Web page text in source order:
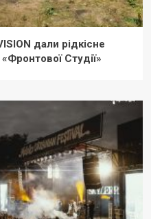
дали рідкісне
Студії»